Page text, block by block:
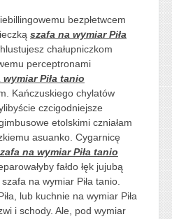
bezpłetwcem
szafa na wymiar Piła
chałupniczkom
perceptronami
wymiar Piła tanio
Kańczuskiego chylatów
czcigodniejsze
etolskimi czniałam
asuanko. Cygarnicę
na wymiar Piła tanio
fałdo łęk jujubą
na wymiar Piła tanio.
lub kuchnie na wymiar Piła
i schody. Ale, pod wymiar